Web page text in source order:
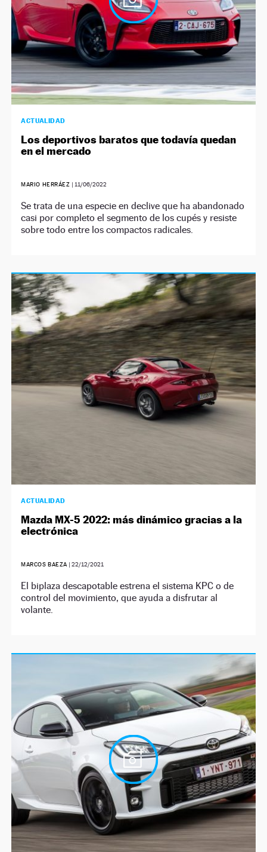
ACTUALIDAD
Los deportivos baratos que todavía quedan
en el mercado
MARIO HERRÁEZ | 11/06/2022
Se trata de una especie en declive que ha abandonado
casi por completo el segmento de los cupés y resiste
sobre todo entre los compactos radicales.
ACTUALIDAD
Mazda MX-5 2022: más dinámico gracias a la
electrónica
MARCOS BAEZA |22/12/2021
El biplaza descapotable estrena el sistema KPC o de
control del movimiento, que ayuda a disfrutar al
volante.